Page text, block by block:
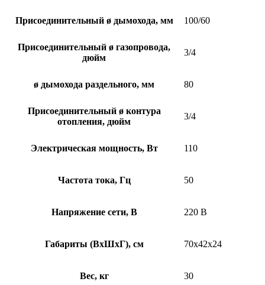
Присоединительный ø дымохода, мм 100/60
Присоединительный ø газопровода,
дюйм
3/4
ø дымохода раздельного, мм 80
Присоединительный ø контура
отопления, дюйм
3/4
Электрическая мощность, Вт 110
Частота тока, Гц 50
Напряжение сети, В 220 В
Габариты (ВхШхГ), см 70х42х24
Вес, кг 30